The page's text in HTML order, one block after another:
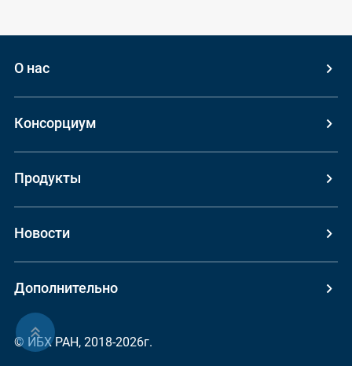
О нас
Консорциум
Продукты
Новости
Дополнительно
© ИБХ РАН, 2018-2026г.